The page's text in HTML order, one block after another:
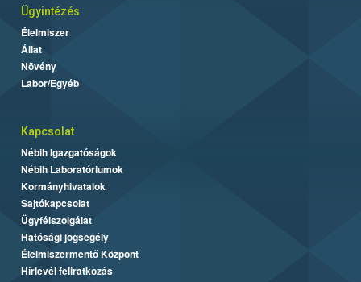
Ügyintézés
Élelmiszer
Állat
Növény
Labor/Egyéb
Kapcsolat
Nébih Igazgatóságok
Nébih Laboratóriumok
Kormányhivatalok
Sajtókapcsolat
Ügyfélszolgálat
Hatósági jogsegély
Élelmiszermentő Központ
Hírlevél feliratkozás